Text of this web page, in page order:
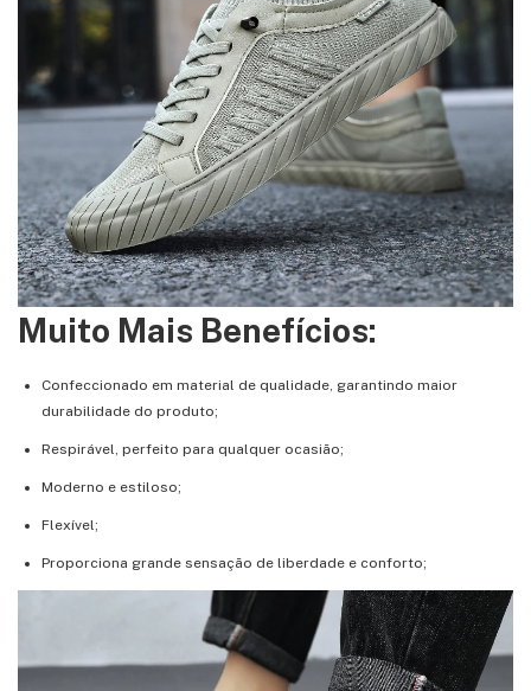
Muito Mais Benefícios:
Confeccionado em material de qualidade, garantindo maior
durabilidade do produto;
Respirável, perfeito para qualquer ocasião;
Moderno e estiloso;
Flexível;
Proporciona grande sensação de liberdade e conforto;